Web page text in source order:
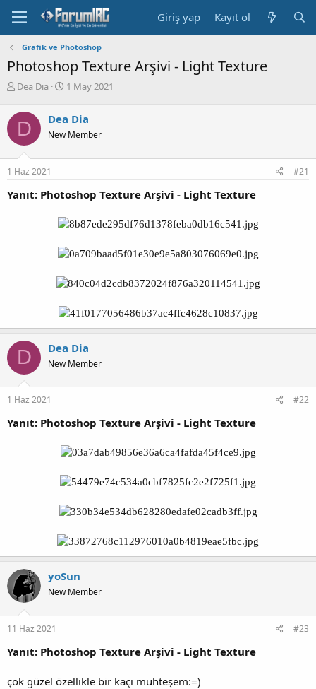
Giriş yap Kayıt ol
Grafik ve Photoshop
Photoshop Texture Arşivi - Light Texture
K
n
b
u
y
u
b
ş
Dea Dia
B
l
a
g
t
r
h
1 May 2021
D Dea Dia
New Member
1 Haz 2021 #21
Yanıt: Photoshop Texture Arşivi - Light Texture
D Dea Dia
New Member
1 Haz 2021 #22
Yanıt: Photoshop Texture Arşivi - Light Texture
yoSun
New Member
11 Haz 2021 #23
Yanıt: Photoshop Texture Arşivi - Light Texture
çok güzel özellikle bir kaçı muhteşem:=)